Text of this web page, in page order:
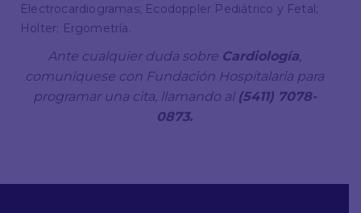
Electrocardiogramas; Ecodoppler Pediátrico y Fetal;
Holter; Ergometría.
Ante cualquier duda sobre Cardiología,
comuníquese con Fundación Hospitalaria para
programar una cita, llamando al (5411) 7078-
0873.